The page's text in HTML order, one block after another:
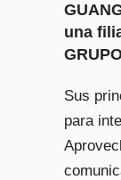
una
Sus
para